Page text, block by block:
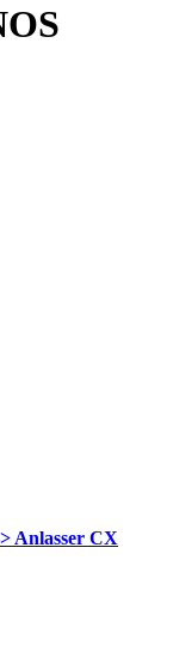
Anlasser CX